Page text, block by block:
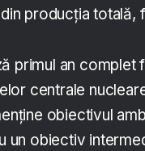
producția
primul an complet
centrale
obiectivul
un obiectiv